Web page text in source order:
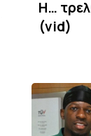
Η…
(vid)